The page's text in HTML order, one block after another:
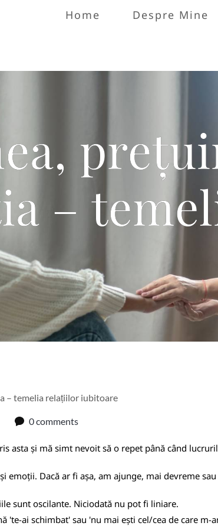
Home Despre Mine
–
– temelia relațiilor iubitoare
0 comments
asta și mă simt nevoit să o repet până când
emoții. Dacă ar fi așa, am ajunge, mai devreme
sunt oscilante. Niciodată nu pot fi liniare.
'te-ai schimbat' sau 'nu mai ești cel/cea de care